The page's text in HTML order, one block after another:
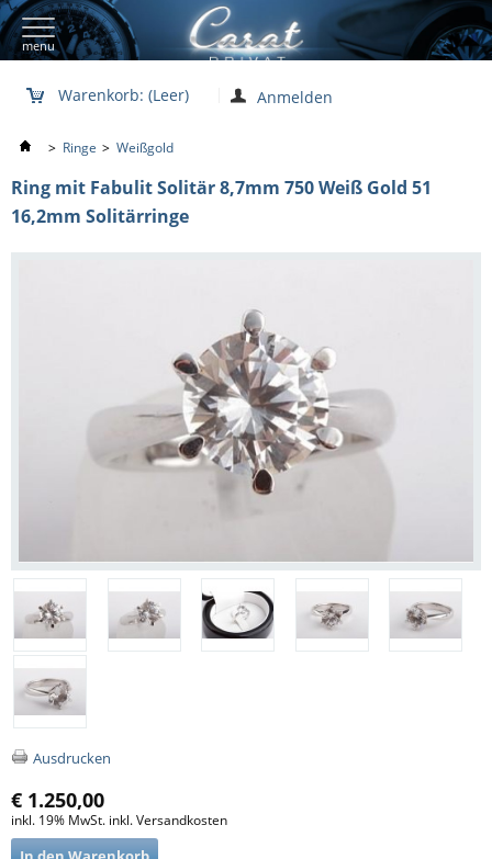
menu
Warenkorb: (Leer) Anmelden
> Ringe > Weißgold
Ring mit Fabulit Solitär 8,7mm 750 Weiß Gold 51
16,2mm Solitärringe
Ausdrucken
€ 1.250,00
inkl. 19% MwSt. inkl. Versandkosten